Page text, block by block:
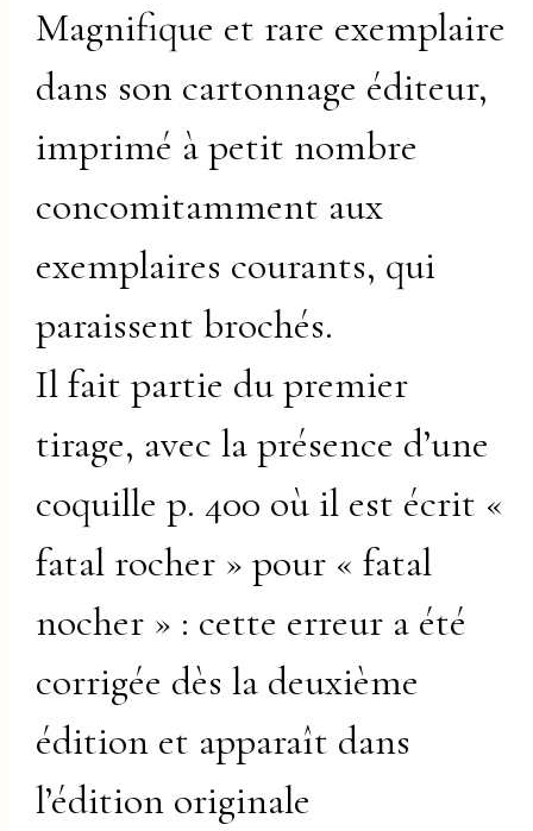
Magnifique et rare exemplaire
dans son cartonnage éditeur,
imprimé à petit nombre
concomitamment aux
exemplaires courants, qui
paraissent brochés.
Il fait partie du premier
tirage, avec la présence d’une
coquille p. 400 où il est écrit «
fatal rocher » pour « fatal
nocher » : cette erreur a été
corrigée dès la deuxième
édition et apparaît dans
l’édition originale